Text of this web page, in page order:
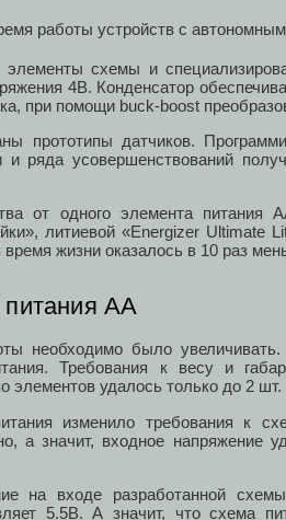
схемы и
4В. Конденсатор
при помощи buck-boost
прототипы датчиков.
и ряда усовершенствований
от одного элемента питания
литиевой «Energizer Ultimate
жизни оказалось в 10 раз
АА
необходимо было
Требования к весу и
элементов удалось только до 2 шт.
изменило требования к
а значит, входное напряжение
на входе разработанной
5.5В. А значит, что схема